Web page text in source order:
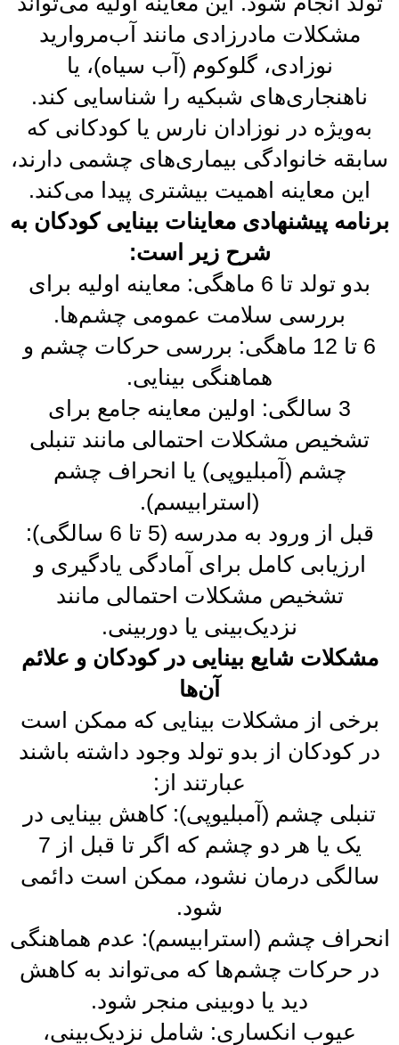
مشکلات مادرزادی مانند آب‌مروارید
نوزادی، گلوکوم (آب سیاه)، یا
ناهنجاری‌های شبکیه را شناسایی کند.
به‌ویژه در نوزادان نارس یا کودکانی که
سابقه خانوادگی بیماری‌های چشمی دارند،
این معاینه اهمیت بیشتری پیدا می‌کند.
برنامه پیشنهادی معاینات بینایی کودکان به
شرح زیر است:
بدو تولد تا 6 ماهگی: معاینه اولیه برای
بررسی سلامت عمومی چشم‌ها.
6 تا 12 ماهگی: بررسی حرکات چشم و
هماهنگی بینایی.
3 سالگی: اولین معاینه جامع برای
تشخیص مشکلات احتمالی مانند تنبلی
چشم (آمبلیوپی) یا انحراف چشم
(استرابیسم).
قبل از ورود به مدرسه (5 تا 6 سالگی):
ارزیابی کامل برای آمادگی یادگیری و
تشخیص مشکلات احتمالی مانند
نزدیک‌بینی یا دوربینی.
مشکلات شایع بینایی در کودکان و علائم
آن‌ها
برخی از مشکلات بینایی که ممکن است
در کودکان از بدو تولد وجود داشته باشند
عبارتند از:
تنبلی چشم (آمبلیوپی): کاهش بینایی در
یک یا هر دو چشم که اگر تا قبل از 7
سالگی درمان نشود، ممکن است دائمی
شود.
انحراف چشم (استرابیسم): عدم هماهنگی
در حرکات چشم‌ها که می‌تواند به کاهش
دید یا دوبینی منجر شود.
عیوب انکساری: شامل نزدیک‌بینی،